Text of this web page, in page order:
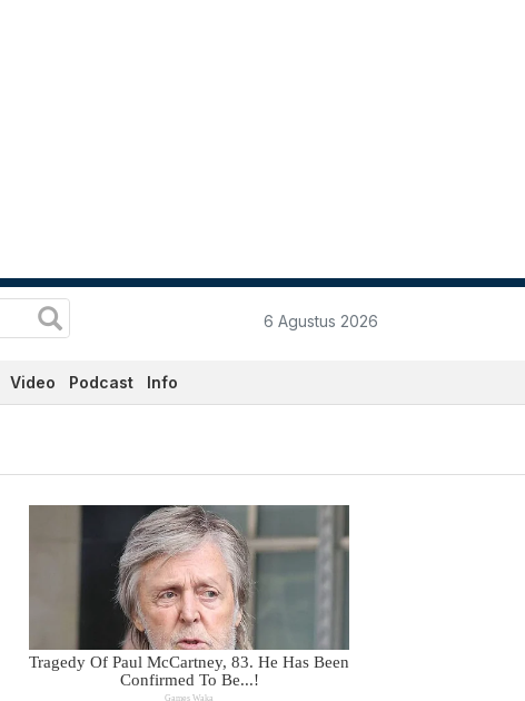
6 Agustus 2026
Video Podcast Info